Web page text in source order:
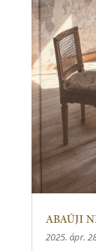
ABAÚJI
2025. ápr.